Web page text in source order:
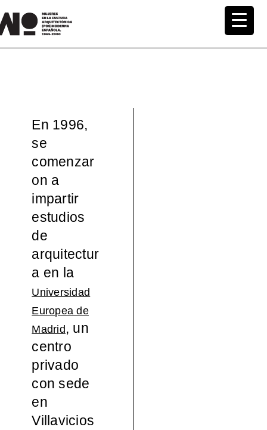
al
MuWo –
En 1996,
se
comenzar
on a
impartir
estudios
de
arquitectur
a en la
Universidad
Europea de
Madrid, un
centro
privado
con sede
en
Villavicios